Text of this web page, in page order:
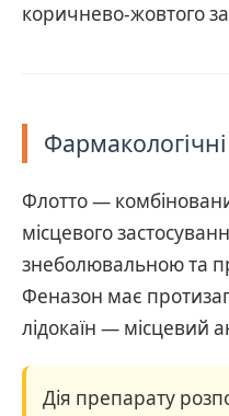
коричнево-жовтого
Фармакологічні
Флотто —
місцевого
знеболювальною та
Феназон має
лідокаїн — місцевий
Дія препарату